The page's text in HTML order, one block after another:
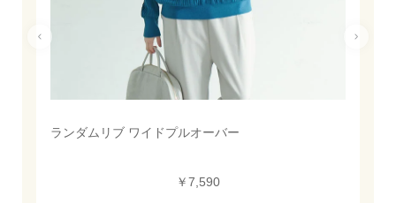
ランダムリブ ワイドプルオーバー
￥7,590